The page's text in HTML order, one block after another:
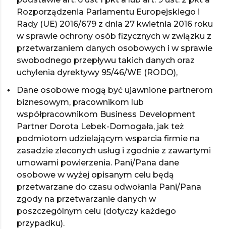
Rozporządzenia Parlamentu Europejskiego i
Rady (UE) 2016/679 z dnia 27 kwietnia 2016 roku
w sprawie ochrony osób fizycznych w związku z
przetwarzaniem danych osobowych i w sprawie
swobodnego przepływu takich danych oraz
uchylenia dyrektywy 95/46/WE (RODO),
Dane osobowe mogą być ujawnione partnerom
biznesowym, pracownikom lub
współpracownikom Business Development
Partner Dorota Lebek-Domogała, jak też
podmiotom udzielającym wsparcia firmie na
zasadzie zleconych usług i zgodnie z zawartymi
umowami powierzenia. Pani/Pana dane
osobowe w wyżej opisanym celu będą
przetwarzane do czasu odwołania Pani/Pana
zgody na przetwarzanie danych w
poszczególnym celu (dotyczy każdego
przypadku).